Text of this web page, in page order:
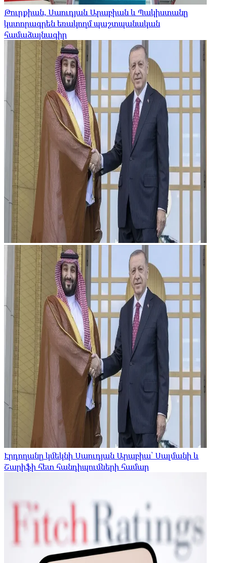
Թուրքիան, Սաուդյան Արաբիան և Պակիստանը
կստորագրեն եռակողմ պաշտպանական
համաձայնագիր
Էրդողանը կմեկնի Սաուդյան Արաբիա՝ Սալմանի և
Շարիֆի հետ հանդիպումների համար